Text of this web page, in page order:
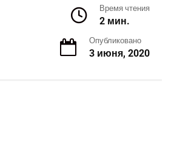
Время чтения
2 мин.
Опубликовано
3 июня, 2020